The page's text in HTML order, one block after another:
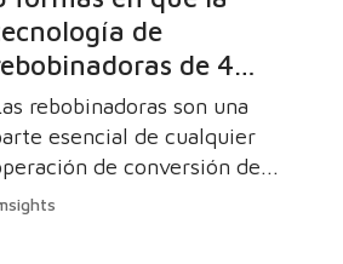
de
de 4
de Perini
beneficia
los convertidores de
rebobinadoras son una
esencial de cualquier
de conversión de
y su rendimiento impulsa